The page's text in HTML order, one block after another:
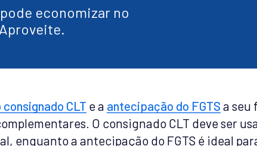
economizar no
CLT e a antecipação do FGTS a seu
O consignado CLT deve ser
enquanto a antecipação do FGTS é ideal